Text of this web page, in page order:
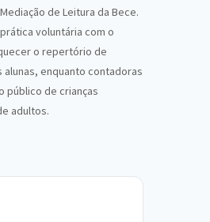
de Leitura da Bece.
voluntária com o
o repertório de
alunas, enquanto contadoras
público de crianças
adultos.